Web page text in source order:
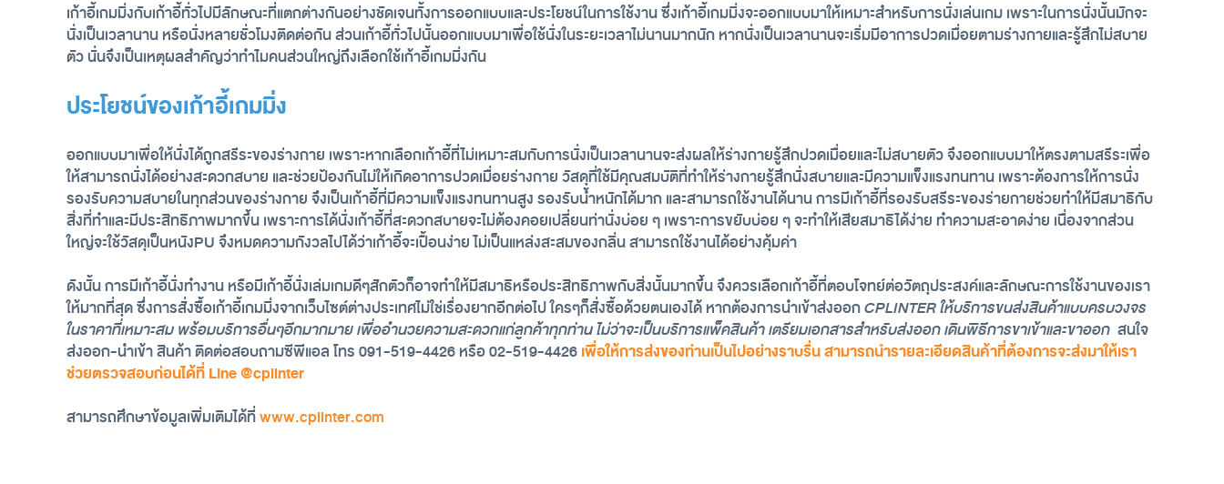
เก้าอี้เกมมิ่งกับเก้าอี้ทั่วไปมีลักษณะที่แตกต่างกันอย่างชัดเจนทั้งการออกแบบและประโยชน์ในการใช้งาน ซึ่งเก้าอี้เกมมิ่งจะออกแบบมาให้เหมาะสำหรับการนั่งเล่นเกม เพราะในการนั่งนั้นมักจะ
นั่งเป็นเวลานาน หรือนั่งหลายชั่วโมงติดต่อกัน ส่วนเก้าอี้ทั่วไปนั้นออกแบบมาเพื่อใช้นั่งในระยะเวลาไม่นานมากนัก หากนั่งเป็นเวลานานจะเริ่มมีอาการปวดเมื่อยตามร่างกายและรู้สึกไม่สบาย
ตัว นั่นจึงเป็นเหตุผลสำคัญว่าทำไมคนส่วนใหญ่ถึงเลือกใช้เก้าอี้เกมมิ่งกัน
ประโยชน์ของเก้าอี้เกมมิ่ง
ออกแบบมาเพื่อให้นั่งได้ถูกสรีระของร่างกาย เพราะหากเลือกเก้าอี้ที่ไม่เหมาะสมกับการนั่งเป็นเวลานานจะส่งผลให้ร่างกายรู้สึกปวดเมื่อยและไม่สบายตัว จึงออกแบบมาให้ตรงตามสรีระเพื่อ
ให้สามารถนั่งได้อย่างสะดวกสบาย และช่วยป้องกันไม่ให้เกิดอาการปวดเมื่อยร่างกาย วัสดุที่ใช้มีคุณสมบัติที่ทำให้ร่างกายรู้สึกนั่งสบายและมีความแข็งแรงทนทาน เพราะต้องการให้การนั่ง
รองรับความสบายในทุกส่วนของร่างกาย จึงเป็นเก้าอี้ที่มีความแข็งแรงทนทานสูง รองรับน้ำหนักได้มาก และสามารถใช้งานได้นาน การมีเก้าอี้ที่รองรับสรีระของร่ายกายช่วยทำให้มีสมาธิกับ
สิ่งที่ทำและมีประสิทธิภาพมากขึ้น เพราะการได้นั่งเก้าอี้ที่สะดวกสบายจะไม่ต้องคอยเปลี่ยนท่านั่งบ่อย ๆ เพราะการขยับบ่อย ๆ จะทำให้เสียสมาธิได้ง่าย ทำความสะอาดง่าย เนื่องจากส่วน
ใหญ่จะใช้วัสดุเป็นหนังPU จึงหมดความกังวลไปได้ว่าเก้าอี้จะเปื้อนง่าย ไม่เป็นแหล่งสะสมของกลิ่น สามารถใช้งานได้อย่างคุ้มค่า
ดังนั้น การมีเก้าอี้นั่งทำงาน หรือมีเก้าอี้นั่งเล่มเกมดีๆสักตัวก็อาจทำให้มีสมาธิหรือประสิทธิภาพกับสิ่งนั้นมากขึ้น จึงควรเลือกเก้าอี้ที่ตอบโจทย์ต่อวัตถุประสงค์และลักษณะการใช้งานของเรา
ให้มากที่สุด ซึ่งการสั่งซื้อเก้าอี้เกมมิ่งจากเว็บไซต์ต่างประเทศไม่ใช่เรื่องยากอีกต่อไป ใครๆก็สั่งซื้อด้วยตนเองได้ หากต้องการนำเข้าส่งออก CPLINTER ให้บริการขนส่งสินค้าแบบครบวงจร
ในราคาที่เหมาะสม พร้อมบริการอื่นๆอีกมากมาย เพื่ออำนวยความสะดวกแก่ลูกค้าทุกท่าน ไม่ว่าจะเป็นบริการแพ็คสินค้า เตรียมเอกสารสำหรับส่งออก เดินพิธีการขาเข้าและขาออก
  สนใจ
ส่งออก-นำเข้า สินค้า ติดต่อสอบถามซีพีแอล โทร 091-519-4426 หรือ 02-519-4426 เพื่อให้การส่งของท่านเป็นไปอย่างราบรื่น สามารถนำรายละเอียดสินค้าที่ต้องการจะส่งมาให้เรา
ช่วยตรวจสอบก่อนได้ที่ Line @cplinter
สามารถศึกษาข้อมูลเพิ่มเติมได้ที่ www.cplinter.com